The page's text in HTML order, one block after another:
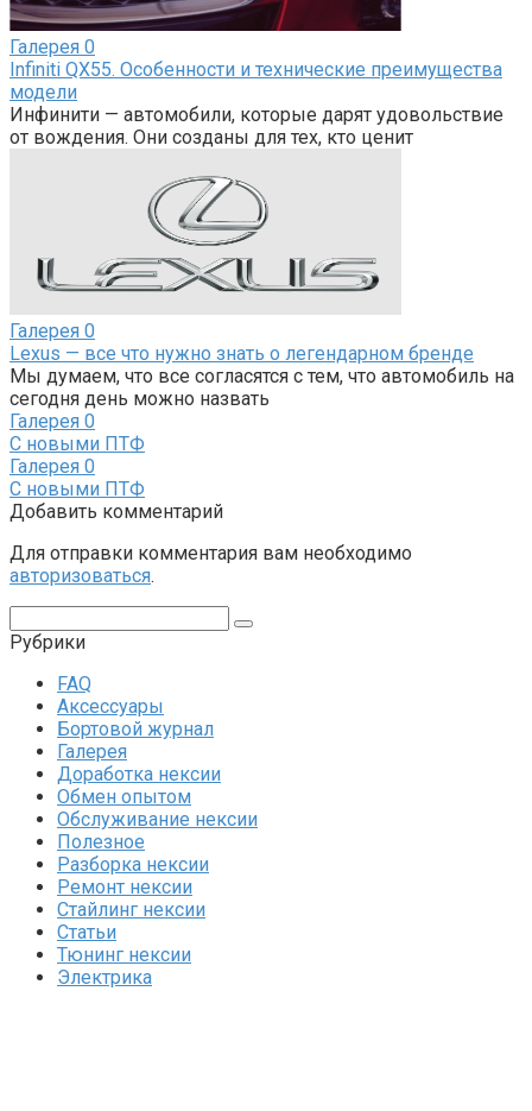
Галерея 0
Infiniti QX55. Особенности и технические преимущества
модели
Инфинити — автомобили, которые дарят удовольствие
от вождения. Они созданы для тех, кто ценит
Галерея 0
Lexus — все что нужно знать о легендарном бренде
Мы думаем, что все согласятся с тем, что автомобиль на
сегодня день можно назвать
Галерея 0
С новыми ПТФ
Галерея 0
С новыми ПТФ
Добавить комментарий
Для отправки комментария вам необходимо
авторизоваться.
Рубрики
FAQ
Аксессуары
Бортовой журнал
Галерея
Доработка нексии
Обмен опытом
Обслуживание нексии
Полезное
Разборка нексии
Ремонт нексии
Стайлинг нексии
Статьи
Тюнинг нексии
Электрика